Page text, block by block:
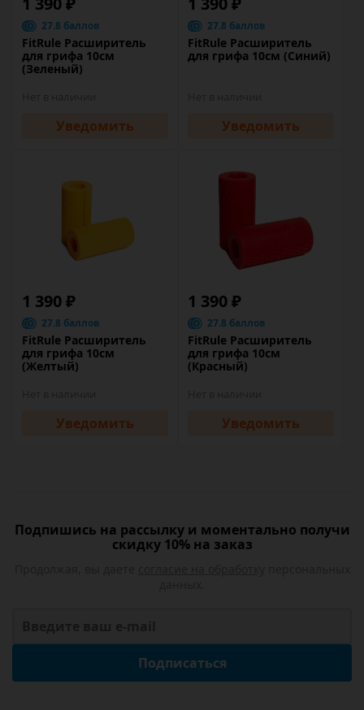
27.8 баллов
FitRule Расширитель
для грифа 10см
(Зеленый)
Уведомить
27.8 баллов
FitRule Расширитель
для грифа 10см (Синий)
Уведомить
1 390 ₽
27.8 баллов
FitRule Расширитель
для грифа 10см
(Желтый)
Уведомить
1 390 ₽
27.8 баллов
FitRule Расширитель
для грифа 10см
(Красный)
Уведомить
Подпишись на рассылку и моментально получи
скидку 10% на заказ
Подписаться